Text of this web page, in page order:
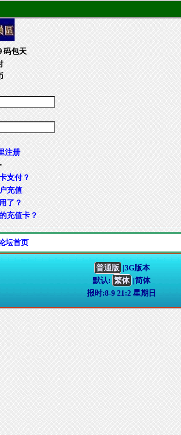
码包天
注册
支付？
充值
了？
充值卡？
坛首页
普通版 |3G版本
默认: 繁体 |简体
报时:8-9 21:2 星期日